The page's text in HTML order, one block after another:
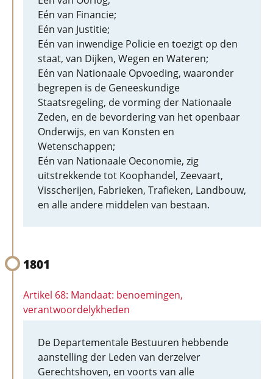
Eén van Financie;
Eén van Justitie;
Eén van inwendige Policie en toezigt op den
staat, van Dijken, Wegen en Wateren;
Eén van Nationaale Opvoeding, waaronder
begrepen is de Geneeskundige
Staatsregeling, de vorming der Nationaale
Zeden, en de bevordering van het openbaar
Onderwijs, en van Konsten en
Wetenschappen;
Eén van Nationaale Oeconomie, zig
uitstrekkende tot Koophandel, Zeevaart,
Visscherijen, Fabrieken, Trafieken, Landbouw,
en alle andere middelen van bestaan.
1801
Artikel 68: Mandaat: benoemingen,
verantwoordelykheden
De Departementale Bestuuren hebbende
aanstelling der Leden van derzelver
Gerechtshoven, en voorts van alle